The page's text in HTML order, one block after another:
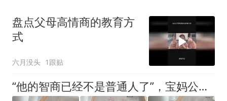
盘点父母高情商的教育方
式
六月没头 1跟贴
“他的智商已经不是普通人了”，宝妈公开厌恶天才儿子：只想揍他